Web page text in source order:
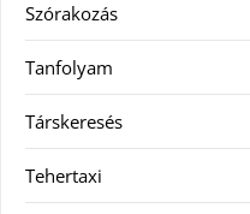
Szórakozás
Tanfolyam
Társkeresés
Tehertaxi